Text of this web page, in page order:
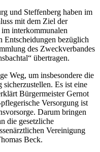
und Steffenberg haben im
mit dem Ziel der
interkommunalen
Entscheidungen bezüglich
des Zweckverbandes
übertragen.
Weg, um insbesondere die
Es ist eine
Bürgermeister Gernot
Versorgung ist
Darum bringen
die gesetzliche
Vereinigung
Beck.